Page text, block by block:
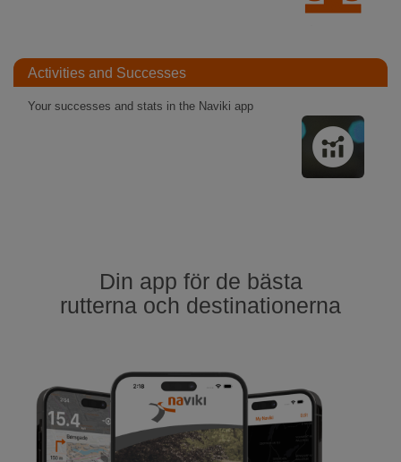
Activities and Successes
Your successes and stats in the Naviki app
Din app för de bästa
rutterna och destinationerna